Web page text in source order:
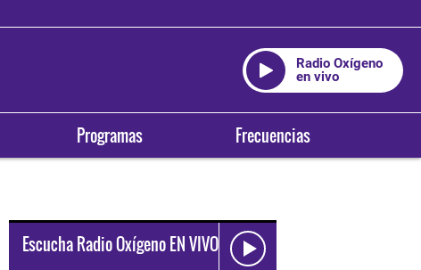
Radio Oxígeno
en vivo
Programas Frecuencias
Escucha Radio Oxígeno EN VIVO